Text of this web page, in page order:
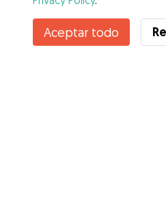
¿Conoces los Beneficios
Aceptar todo